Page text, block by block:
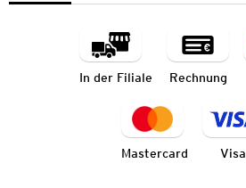
In der Filiale Rechnung
Mastercard Visa